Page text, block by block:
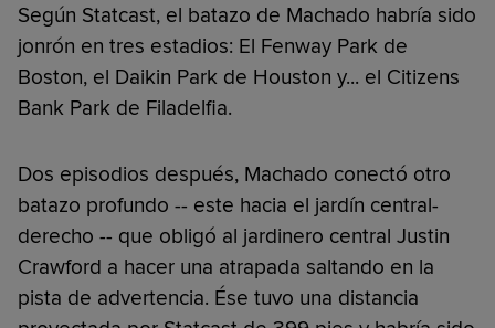
Según Statcast, el batazo de Machado habría sido
jonrón en tres estadios: El Fenway Park de
Boston, el Daikin Park de Houston y... el Citizens
Bank Park de Filadelfia.
Dos episodios después, Machado conectó otro
batazo profundo -- este hacia el jardín central-
derecho -- que obligó al jardinero central Justin
Crawford a hacer una atrapada saltando en la
pista de advertencia. Ése tuvo una distancia